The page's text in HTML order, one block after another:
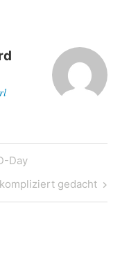
Day
gedacht